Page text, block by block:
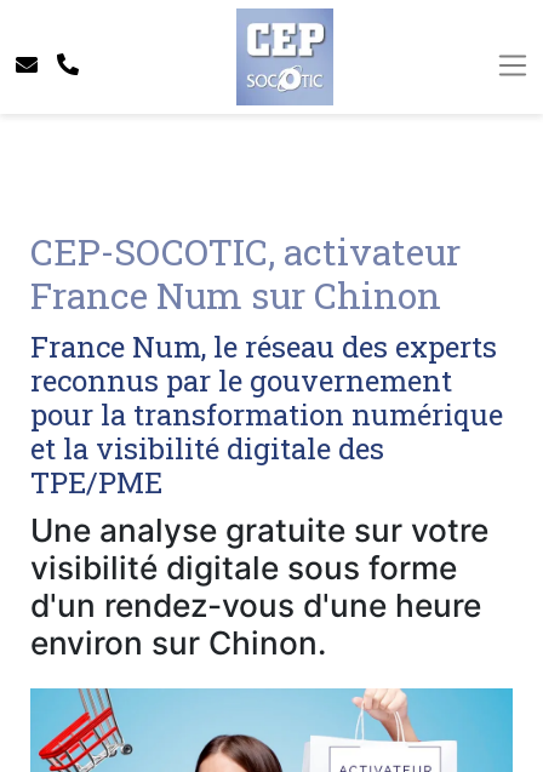
CEP-SOCOTIC, activateur
France Num sur Chinon
France Num, le réseau des experts
reconnus par le gouvernement
pour la transformation numérique
et la visibilité digitale des
TPE/PME
Une analyse gratuite sur votre
visibilité digitale sous forme
d'un rendez-vous d'une heure
environ sur Chinon.